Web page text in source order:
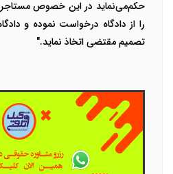
حکم‌می‌نماید در این خصوص
را از دادگاه درخواست نموده و
تصمیم مقتضی اتخاذ ‌نماید."